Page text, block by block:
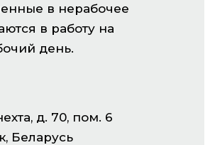
в нерабочее
в работу на
день.
д. 70, пом. 6
Беларусь